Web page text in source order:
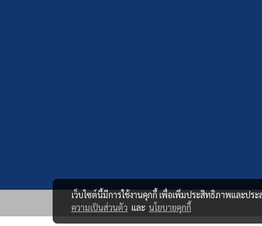
เว็บไซต์นี้มีการใช้งานคุกกี้ เพื่อเพิ่มประสิทธิภาพและปร
ความเป็นส่วนตัว และ นโยบายคุกกี้